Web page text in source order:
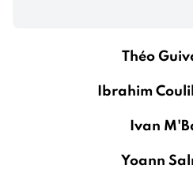
Théo
Ibrahim
Ivan
Yoann